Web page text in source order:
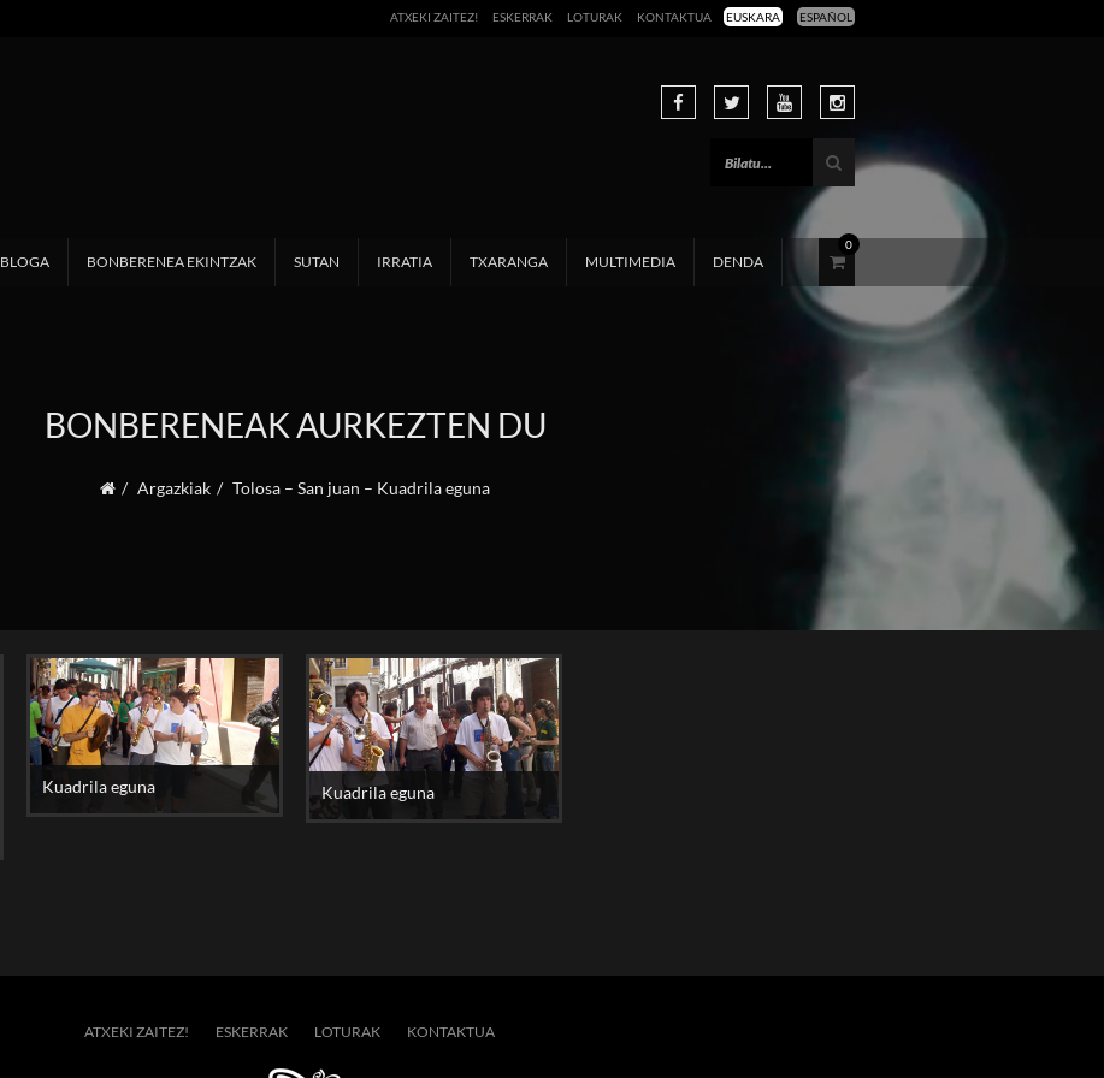
EUSKARA ESPAÑOL
ATXEKI ZAITEZ! ESKERRAK LOTURAK KONTAKTUA
BLOGA BONBERENEA EKINTZAK SUTAN IRRATIA TXARANGA MULTIMEDIA DENDA
0
BONBERENEAK AURKEZTEN DU
Argazkiak Tolosa – San juan – Kuadrila eguna
Kuadrila eguna Kuadrila eguna
ATXEKI ZAITEZ! ESKERRAK LOTURAK KONTAKTUA